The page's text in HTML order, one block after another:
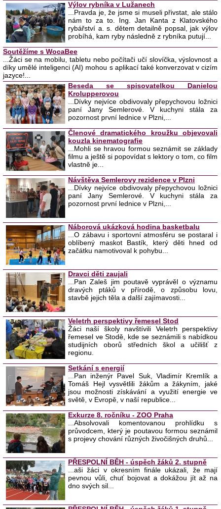
Výlov rybníka v Lužanech
...Pravda je, že jsme si museli přivstat, ale stálo
nám to za to. Ing. Jan Kanta z Klatovského
rybářství a. s. dětem detailně popsal, jak výlov
probíhá, kam ryby následně z rybníka putují...
Soutěžíme s WocaBee
...Žáci se na mobilu, tabletu nebo počítači učí slovíčka, výslovnost a
díky umělé inteligenci (AI) mohou s aplikací také konverzovat v cizím
jazyce!...
Beseda se spisovatelkou Danielou
Krolupperovou
...Dívky nejvíce obdivovaly přepychovou ložnici
paní Jany Semlerové. V kuchyni stála za
pozornost první lednice v Plzni,...
Členové dramatického kroužku objevovali
kouzla kinematografie
...Mohli se hravou formou seznámit se základy
filmu a ještě si popovídat s lektory o tom, co film
vlastně je...
Návštěva Semlerovy rezidence v Plzni
...Dívky nejvíce obdivovaly přepychovou ložnici
paní Jany Semlerové. V kuchyni stála za
pozornost první lednice v Plzni,...
Náborová ukázková hodina basketbalu
...O zábavu i sportovní atmosféru se postaral i
oblíbený maskot Bastík, který děti hned od
začátku namotivoval k pohybu...
Dravci děti zaujali
...Pan Zaleš jim poutavě vyprávěl o významu
dravých ptáků v přírodě, o způsobu lovu,
stavbě jejich těla a další zajímavosti...
Veletrh perspektivy řemesel Stod
Žáci naší školy navštívili Veletrh perspektivy
řemesel ve Stodě, kde se seznámili s nabídkou
studijních oborů středních škol a učilišť z
regionu.
Setkání s energií
...Pan inženýr Pavel Suk, Vladimír Kremlík a
Tomáš Hejl vysvětlili žákům a žákyním, jaké
jsou možnosti získávání a využití energie ve
světě, v Evropě, v naší republice...
Exkurze 8. ročníku - ZOO Praha
...Absolvovali komentovanou prohlídku s
průvodcem, který je poutavou formou seznámil
s projevy chování různých živočišných druhů...
PŘESPOLNÍ BĚH - úspěch žáků 2. stupně
...aši žáci v okresním finále ukázali, že mají
pevnou vůli, chuť bojovat a dokážou jít až na
dno svých sil...